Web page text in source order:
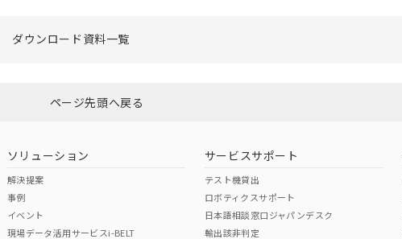
ダウンロード資料一覧
ページ先頭へ戻る
ソリューション
解決提案
事例
イベント
現場データ活用サービスi-BELT
サービスサポート
テスト機貸出
ロボティクスサポート
日本語相談窓口ジャパンデスク
輸出該非判定